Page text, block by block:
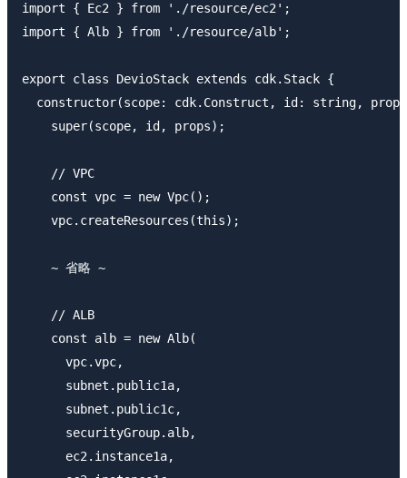
import { Ec2 } from './resource/ec2';
import { Alb } from './resource/alb';
export class DevioStack extends cdk.Stack {
constructor(scope: cdk.Construct, id: string,
    super(scope, id, props);
    // VPC
    const vpc = new Vpc();
    vpc.createResources(this);
    ~ 省略 ~
    // ALB
    const alb = new Alb(
      vpc.vpc,
      subnet.public1a,
      subnet.public1c,
      securityGroup.alb,
      ec2.instance1a,